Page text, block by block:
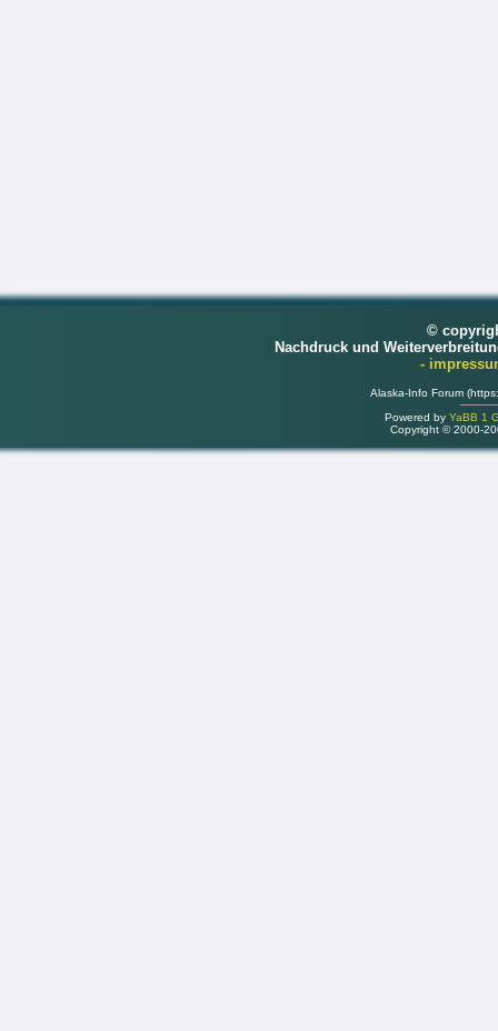
©
Nachdruck und
-
Alaska-Info Forum
Powered by YaBB 1
Copyright © 2000-